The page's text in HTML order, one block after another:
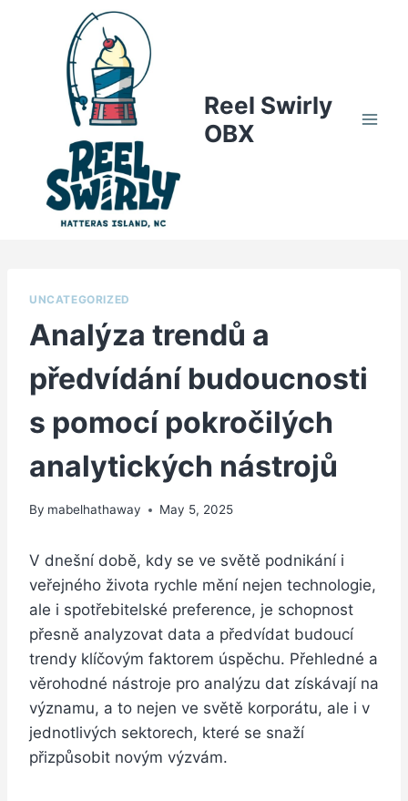
Reel Swirly
OBX
UNCATEGORIZED
Analýza trendů a
předvídání budoucnosti
s pomocí pokročilých
analytických nástrojů
By mabelhathaway May 5, 2025
V dnešní době, kdy se ve světě podnikání i
veřejného života rychle mění nejen technologie,
ale i spotřebitelské preference, je schopnost
přesně analyzovat data a předvídat budoucí
trendy klíčovým faktorem úspěchu. Přehledné a
věrohodné nástroje pro analýzu dat získávají na
významu, a to nejen ve světě korporátu, ale i v
jednotlivých sektorech, které se snaží
přizpůsobit novým výzvám.